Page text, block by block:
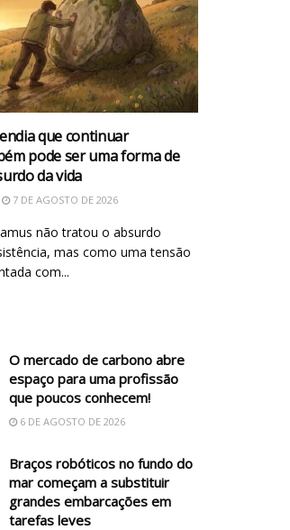
que continuar
pode ser uma forma de
da vida
7 DE AGOSTO DE 2026
não tratou o absurdo
mas como uma tensão
com...
O mercado de carbono abre
espaço para uma profissão
que poucos conhecem!
6 DE AGOSTO DE 2026
Braços robóticos no fundo do
mar começam a substituir
grandes embarcações em
tarefas leves